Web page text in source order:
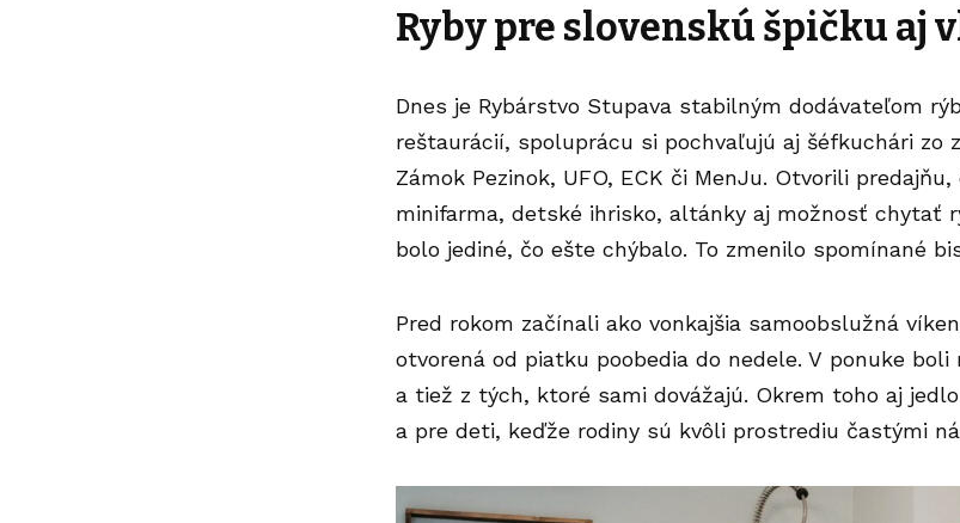
Ryby pre slovenskú špičku aj
Dnes je Rybárstvo Stupava stabilným dodávateľom
reštaurácií, spoluprácu si pochvaľujú aj šéfkuchári zo
Zámok Pezinok, UFO, ECK či MenJu. Otvorili
minifarma, detské ihrisko, altánky aj možnosť chytať
bolo jediné, čo ešte chýbalo. To zmenilo spomínané
Pred rokom začínali ako vonkajšia samoobslužná
otvorená od piatku poobedia do nedele. V ponuke
a tiež z tých, ktoré sami dovážajú. Okrem toho aj
a pre deti, keďže rodiny sú kvôli prostrediu častými